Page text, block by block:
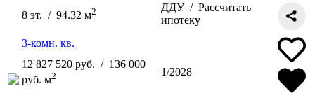
8 эт. / 94.32 м2 ДДУ / Рассчитать
ипотеку
3-комн. кв.
12 827 520 руб. / 136 000
руб. м2 1/2028